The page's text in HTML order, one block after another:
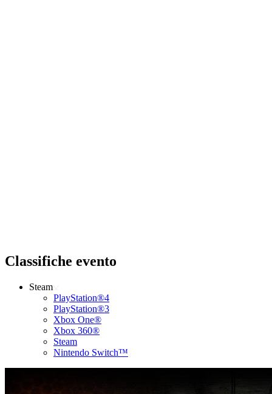
Classifiche evento
Steam
PlayStation®4
PlayStation®3
Xbox One®
Xbox 360®
Steam
Nintendo Switch™